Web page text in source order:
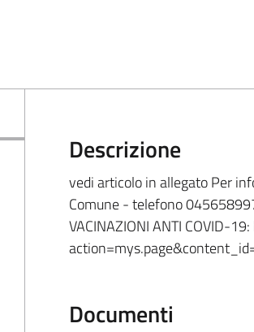
Descrizione
vedi articolo in allegato Per
Comune - telefono
VACINAZIONI ANTI COVID-
Documenti